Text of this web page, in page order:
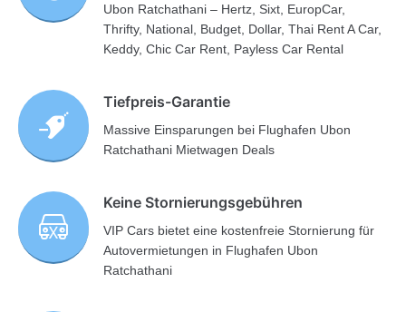
Ubon Ratchathani – Hertz, Sixt, EuropCar,
Thrifty, National, Budget, Dollar, Thai Rent A Car,
Keddy, Chic Car Rent, Payless Car Rental
Tiefpreis-Garantie
Massive Einsparungen bei Flughafen Ubon
Ratchathani Mietwagen Deals
Keine Stornierungsgebühren
VIP Cars bietet eine kostenfreie Stornierung für
Autovermietungen in Flughafen Ubon
Ratchathani